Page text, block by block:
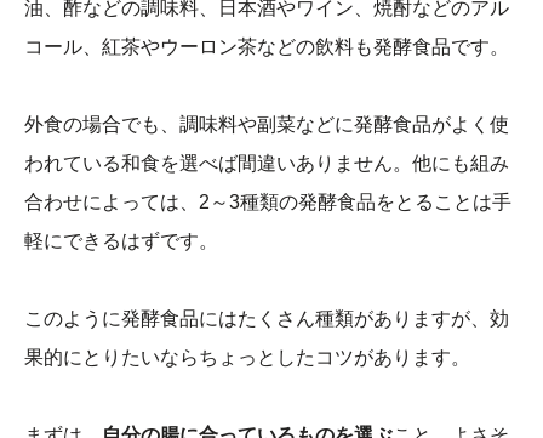
油、酢などの調味料、日本酒やワイン、焼酎などのアル
コール、紅茶やウーロン茶などの飲料も発酵食品です。
外食の場合でも、調味料や副菜などに発酵食品がよく使
われている和食を選べば間違いありません。他にも組み
合わせによっては、2～3種類の発酵食品をとることは手
軽にできるはずです。
このように発酵食品にはたくさん種類がありますが、効
果的にとりたいならちょっとしたコツがあります。